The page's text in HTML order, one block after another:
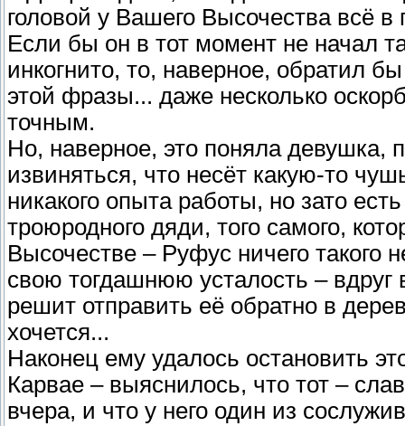
головой у Вашего Высочества всё в
Если бы он в тот момент не начал
инкогнито, то, наверное, обратил
этой фразы... даже несколько
точным.
Но, наверное, это поняла девушка,
извиняться, что несёт какую-то
никакого опыта работы, но зато
троюродного дяди, того самого,
Высочестве – Руфус ничего такого
свою тогдашнюю усталость – вдруг
решит отправить её обратно в
хочется...
Наконец ему удалось остановить
Карвае – выяснилось, что тот –
вчера, и что у него один из